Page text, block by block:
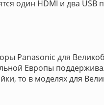
один HDMI и два
Panasonic для
Европы
то в моделях для